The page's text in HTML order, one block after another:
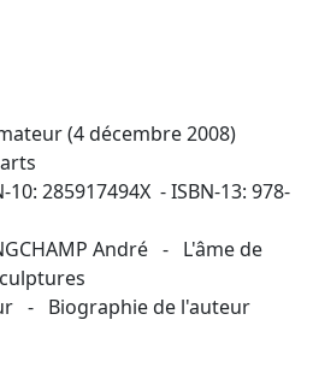
(4 décembre 2008)
10: 285917494X - ISBN-13: 978-
André - L'âme de
- Biographie de l'auteur